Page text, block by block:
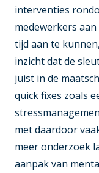
interventies
medewerkers
tijd aan te
inzicht dat de
juist in de
quick fixes zoals
met daardoor
meer onderzoek
aanpak van